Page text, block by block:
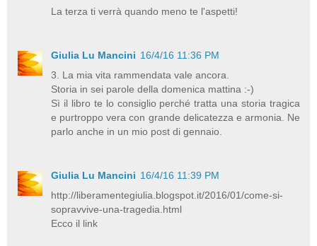
La terza ti verrà quando meno te l'aspetti!
Giulia Lu Mancini 16/4/16 11:36 PM
3. La mia vita rammendata vale ancora.
Storia in sei parole della domenica mattina :-)
Sì il libro te lo consiglio perché tratta una storia tragica
e purtroppo vera con grande delicatezza e armonia. Ne
parlo anche in un mio post di gennaio.
Giulia Lu Mancini 16/4/16 11:39 PM
http://liberamentegiulia.blogspot.it/2016/01/come-si-
sopravvive-una-tragedia.html
Ecco il link